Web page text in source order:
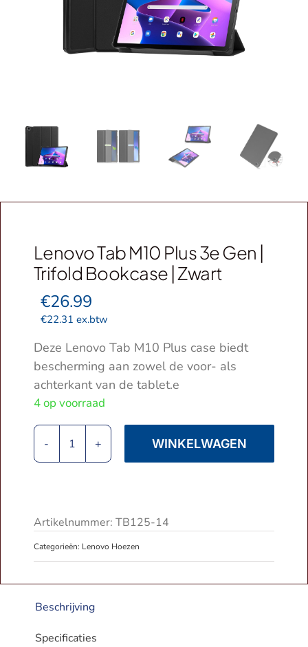
Lenovo Tab M10 Plus 3e Gen |
Trifold Bookcase | Zwart
€26.99
€22.31 ex.btw
Deze Lenovo Tab M10 Plus case biedt
bescherming aan zowel de voor- als
achterkant van de tablet.e
4 op voorraad
Lenovo
Tab
3e
Gen
|
Trifold
Bookcase
|
Zwart
aantal
WINKELWAGEN
Artikelnummer: TB125-14
Categorieën: Lenovo Hoezen
Beschrijving
Specificaties